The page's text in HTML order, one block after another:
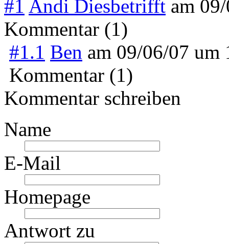
#1 Andi Diesbetrifft am
Kommentar (1)
#1.1 Ben am 09/06/07 um
Kommentar (1)
Kommentar schreiben
Name
E-Mail
Homepage
Antwort zu